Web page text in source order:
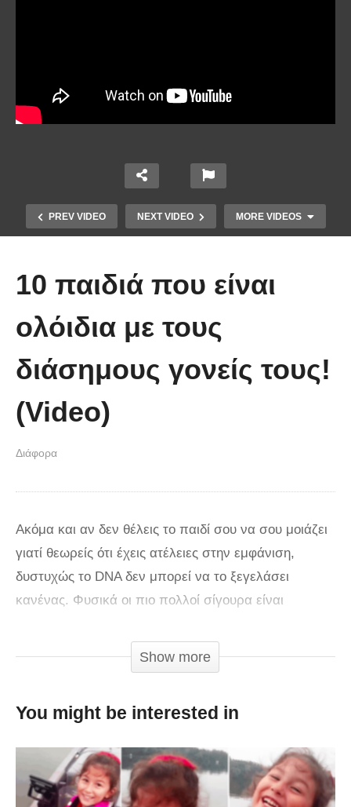
PREV VIDEO NEXT VIDEO MORE VIDEOS
άτυχη μέρα στη δουλειά
10 παιδιά που είναι
ολόιδια με τους
διάσημους γονείς τους!
(Video)
Διάφορα
Ακόμα και αν δεν θέλεις το παιδί σου να σου μοιάζει
γιατί θεωρείς ότι έχεις ατέλειες στην εμφάνιση,
δυστυχώς το DNA δεν μπορεί να το ξεγελάσει
κανένας. Φυσικά οι πιο πολλοί σίγουρα είναι
έχουν κοινά χαρακτηριστικά με τους ίδιους και
φυσικά αυτό ισχύσει και για τους διάσημους γονείς.
μοιάζει πολύ με τον πατέρα της και όχι με σένα
αστειευόμαστε γιατί τα παιδιά δεν τα αγαπάμε για
την εμφάνισή τους. Στο βίντεο θα δείτε 10 παιδιά που
Show more
You might be interested in